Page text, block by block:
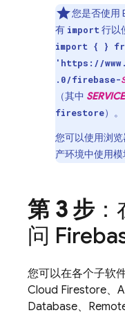
您是否使用
有 import 行以
import { }
'https://
.0/firebase-
（其中 SERVICE
firestore）。
您可以使用浏
产环境中使用模
第 3 步
问
您可以在各个子软
Cloud Firestore、
Database、